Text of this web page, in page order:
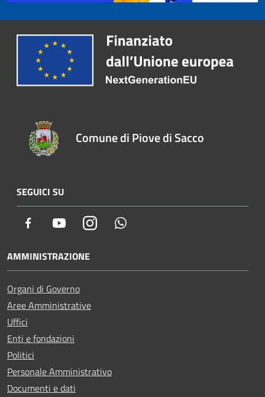
Comune di Piove di Sacco
SEGUICI SU
Facebook YoutubeInstagram
AMMINISTRAZIONE
Organi di Governo
Aree Amministrative
Uffici
Enti e fondazioni
Politici
Personale Amministrativo
Documenti e dati